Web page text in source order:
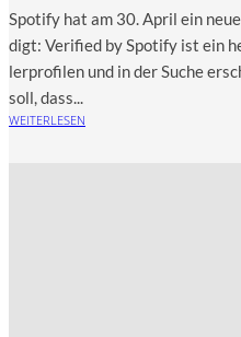
Spo­ti­fy hat am 30. April ein
digt: Veri­fied by Spo­ti­fy ist ein
ler­pro­fi­len und in der Suche
soll, dass...
WEITERLESEN